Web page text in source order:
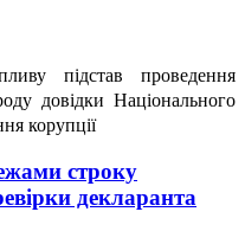
підстав проведення
довідки Національного
корупції
строку
декларанта